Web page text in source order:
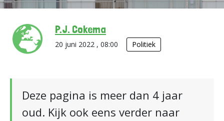
P.J. Cokema
20 juni 2022 , 08:00 Politiek
Deze pagina is meer dan 4 jaar
oud. Kijk ook eens verder naar